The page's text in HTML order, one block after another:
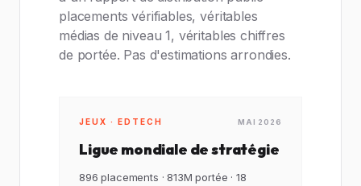
placements vérifiables, véritables
médias de niveau 1, véritables chiffres
de portée. Pas d'estimations arrondies.
JEUX · EDTECH MAI 2026
Ligue mondiale de stratégie
896 placements · 813M portée · 18